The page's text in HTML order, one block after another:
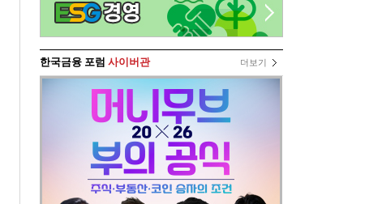
한국금융 포럼 사이버관 더보기